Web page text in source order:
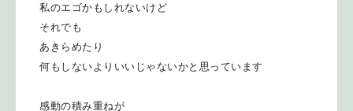
私のエゴかもしれないけど
それでも
あきらめたり
何もしないよりいいじゃないかと思っています
感動の積み重ねが